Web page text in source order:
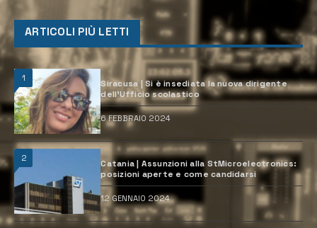
ARTICOLI PIÙ LETTI
1
Siracusa | Si è insediata la nuova dirigente
dell’Ufficio scolastico
6 FEBBRAIO 2024
2
Catania | Assunzioni alla StMicroelectronics:
posizioni aperte e come candidarsi
12 GENNAIO 2024